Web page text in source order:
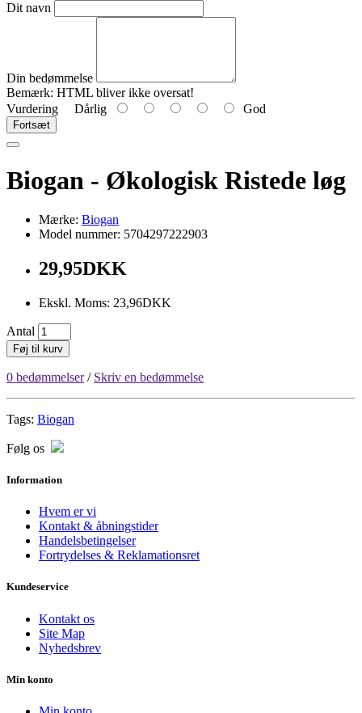
Dit navn
Din bedømmelse
Bemærk: HTML bliver ikke oversat!
Vurdering Dårlig God
Fortsæt
Biogan - Økologisk Ristede løg
Mærke: Biogan
Model nummer: 5704297222903
29,95DKK
Ekskl. Moms: 23,96DKK
Antal
Føj til kurv
0 bedømmelser/ Skriv en bedømmelse
Tags: Biogan
Følg os
Information
Hvem er vi
Kontakt & åbningstider
Handelsbetingelser
Fortrydelses & Reklamationsret
Kundeservice
Kontakt os
Site Map
Nyhedsbrev
Min konto